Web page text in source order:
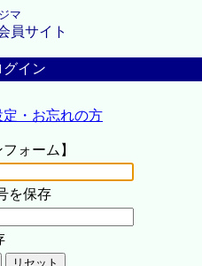
マ
員サイト
イン
・お忘れの方
ォーム】
を保存